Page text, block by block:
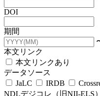
DOI
期間
本文リンク
本文リンクあり
データソース
JaLC
IRDB
NDLデジコレ（旧NII-ELS）